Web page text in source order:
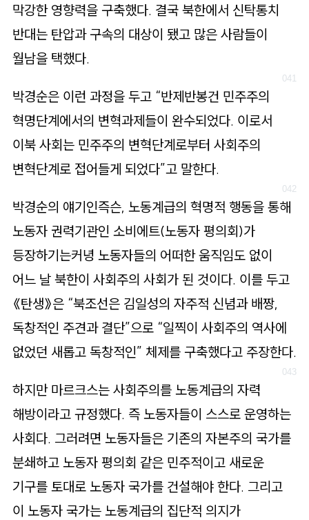
막강한 영향력을 구축했다. 결국 북한에서 신탁통치
반대는 탄압과 구속의 대상이 됐고 많은 사람들이
월남을 택했다.
박경순은 이런 과정을 두고 “반제반봉건 민주주의
혁명단계에서의 변혁과제들이 완수되었다. 이로서
이북 사회는 민주주의 변혁단계로부터 사회주의
변혁단계로 접어들게 되었다”고 말한다.
박경순의 얘기인즉슨, 노동계급의 혁명적 행동을 통해
노동자 권력기관인 소비에트(노동자 평의회)가
등장하기는커녕 노동자들의 어떠한 움직임도 없이
어느 날 북한이 사회주의 사회가 된 것이다. 이를 두고
《탄생》은 “북조선은 김일성의 자주적 신념과 배짱,
독창적인 주견과 결단”으로 “일찍이 사회주의 역사에
없었던 새롭고 독창적인” 체제를 구축했다고 주장한다.
하지만 마르크스는 사회주의를 노동계급의 자력
해방이라고 규정했다. 즉 노동자들이 스스로 운영하는
사회다. 그러려면 노동자들은 기존의 자본주의 국가를
분쇄하고 노동자 평의회 같은 민주적이고 새로운
기구를 토대로 노동자 국가를 건설해야 한다. 그리고
이 노동자 국가는 노동계급의 집단적 의지가